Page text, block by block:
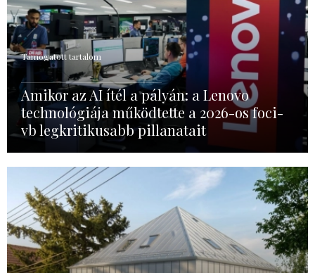
Támogatott tartalom
Amikor az AI ítél a pályán: a Lenovo
technológiája működtette a 2026-os foci-
vb legkritikusabb pillanatait